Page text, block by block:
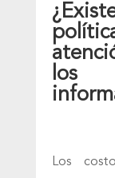
los
Los